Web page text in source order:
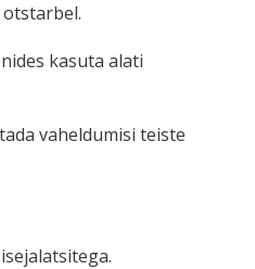
kasuta alati
vaheldumisi teiste